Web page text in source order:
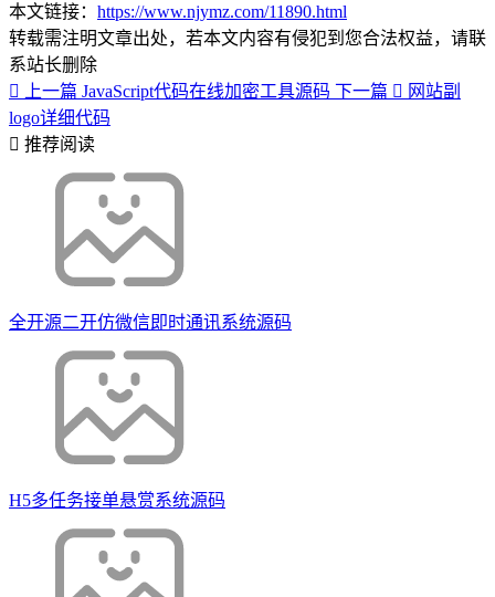
本文链接： https://www.njymz.com/11890.html
转载需注明文章出处，若本文内容有侵犯到您合法权益，请联
系站长删除
上一篇 JavaScript代码在线加密工具源码 下一篇
网站副
logo详细代码
推荐阅读
全开源二开仿微信即时通讯系统源码
H5多任务接单悬赏系统源码